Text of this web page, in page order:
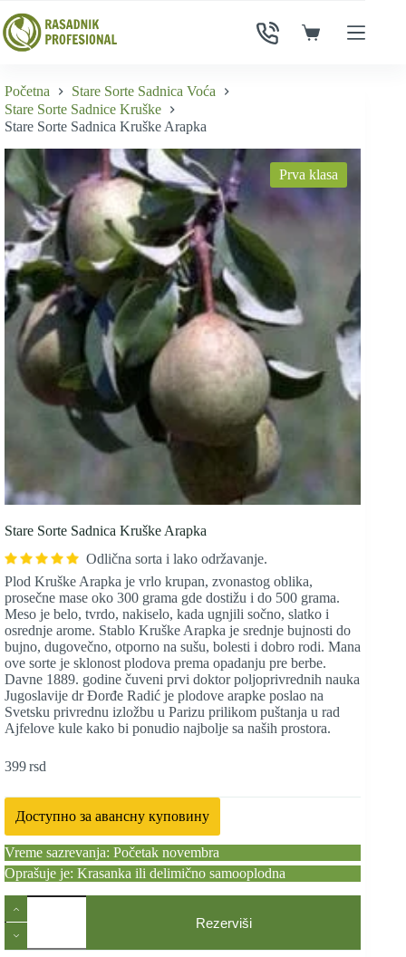
to
content
Shopping
Početna
Stare Sorte Sadnica Voća
Stare Sorte Sadnice Kruške
Stare Sorte Sadnica Kruške Arapka
Prva klasa
Stare Sorte Sadnica Kruške Arapka
Odlična sorta i lako održavanje.
Plod Kruške Arapka je vrlo krupan, zvonastog oblika,
prosečne mase oko 300 grama gde dostižu i do 500 grama.
Meso je belo, tvrdo, nakiselo, kada ugnjili sočno, slatko i
osrednje arome. Stablo Kruške Arapka je srednje bujnosti do
bujno, dugovečno, otporno na sušu, bolesti i dobro rodi. Mana
ove sorte je sklonost plodova prema opadanju pre berbe.
Davne 1889. godine čuveni prvi doktor poljoprivrednih nauka
Jugoslavije dr Đorđe Radić je plodove arapke poslao na
Svetsku privrednu izložbu u Parizu prilikom puštanja u rad
Ajfelove kule kako bi ponudio najbolje sa naših prostora.
399rsd
Доступно за авансну куповину
Vreme sazrevanja: Početak novembra
Oprašuje je: Krasanka ili delimično samooplodna
Stare
Sadnica
Kruške
Rezerviši